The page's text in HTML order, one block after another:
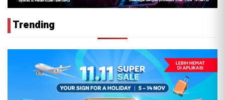
Trending